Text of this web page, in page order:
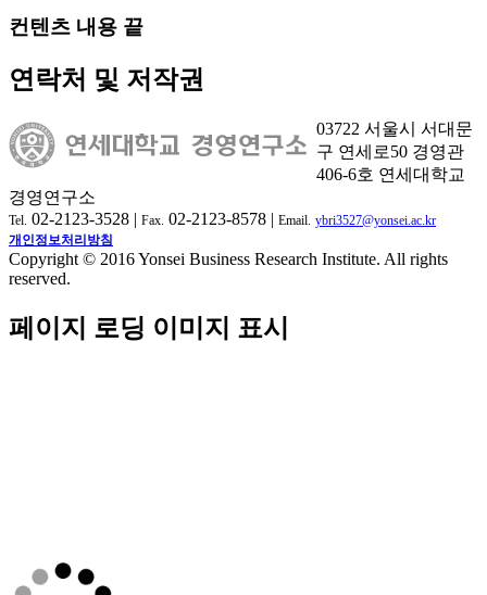
컨텐츠 내용 끝
연락처 및 저작권
03722 서울시 서대문
구 연세로50 경영관
406-6호 연세대학교
경영연구소
Tel. 02-2123-3528 | Fax. 02-2123-8578 | Email. ybri3527@yonsei.ac.kr
개인정보처리방침
Copyright © 2016 Yonsei Business Research Institute. All rights
reserved.
페이지 로딩 이미지 표시